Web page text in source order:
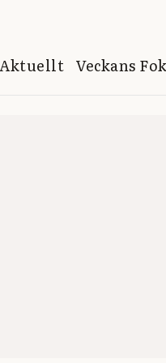
Aktuellt Veckans